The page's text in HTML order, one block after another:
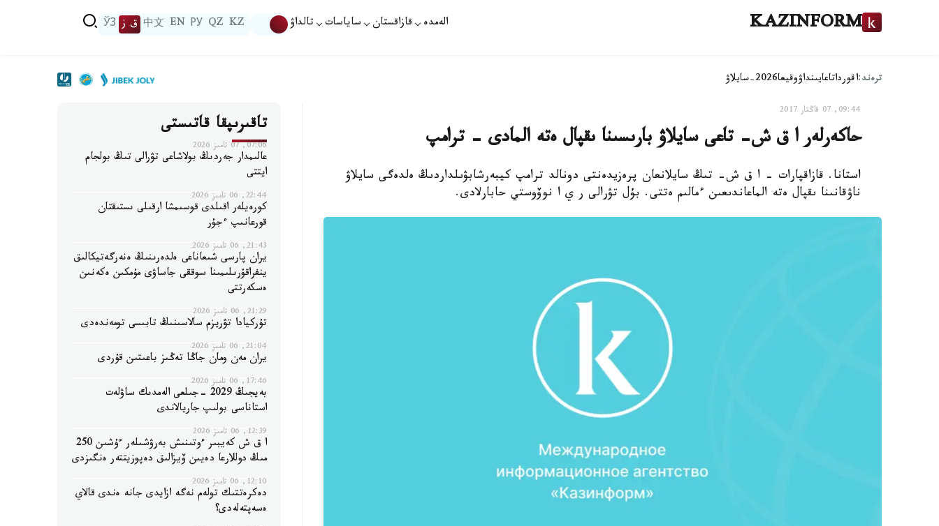
KAZINFORM الەمدە قازاقستان ساياسات تالداۋ KZ
QZ
РУ
EN
中文 ق ز ЎЗ
ترەند:اقورداتاعايىنداۋوقيعا2026-سايلاۋ
09:44, 07 قاڭتار 2017
حاكەرلەر ا ق ش- تاعى سايلاۋ بارىسىنا ىقپال ەتە المادى - ترامپ
استانا. قازاقپارات - ا ق ش- تىڭ سايلانعان پرەزيدەنتى دونالد ترامپ كيبەرشابۋىلداردىڭ ەلدەگى سايلاۋ
ناۋقانىنا ىقپال ەتە الماعاندىعىن ءمالىم ەتتى. بۇل تۋرالى ر ي ا نوۆوستي حابارلادى.
تاقىرىپقا قاتىستى
07:06, 07 تامىز 2026
عالىمدار جەردىڭ بولاشاعى تۋرالى تىڭ بولجام
ايتتى
22:44, 06 تامىز 2026
كورەيلەر اقىلدى قوسىمشا ارقىلى ىستىقتان
قورعانىپ ءجۇر
21:43, 06 تامىز 2026
يران پارسى شىعاناعى ەلدەرىنىڭ ەنەرگەتيكالىق
ينفراقۇرىلىمىنا سوققى جاساۋى مۇمكىن ەكەنىن
ەسكەرتتى
21:29, 06 تامىز 2026
تۇركيادا تۋريزم سالاسىنىڭ تابىسى تومەندەدى
21:04, 06 تامىز 2026
يران مەن ومان جاڭا تەڭىز باعىتىن قۇردى
17:46, 06 تامىز 2026
بەيجىڭ 2029 -جىلعى الەمدىك ساۋلەت
استاناسى بولىپ جاريالاندى
12:39, 06 تامىز 2026
ا ق ش كەيبىر ءوتىنىش بەرۋشىلەر ءۇشىن 250
مىڭ دوللارعا دەيىن ۆيزالىق دەپوزيتتەر ەنگىزدى
12:10, 06 تامىز 2026
دەكرەتتىك تولەم نەگە ازايدى جانە ەندى قالاي
ەسەپتەلەدى؟